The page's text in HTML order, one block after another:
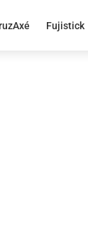
Fujistick